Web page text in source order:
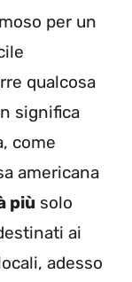
per un
qualcosa
significa
come
americana
più solo
ai
adesso